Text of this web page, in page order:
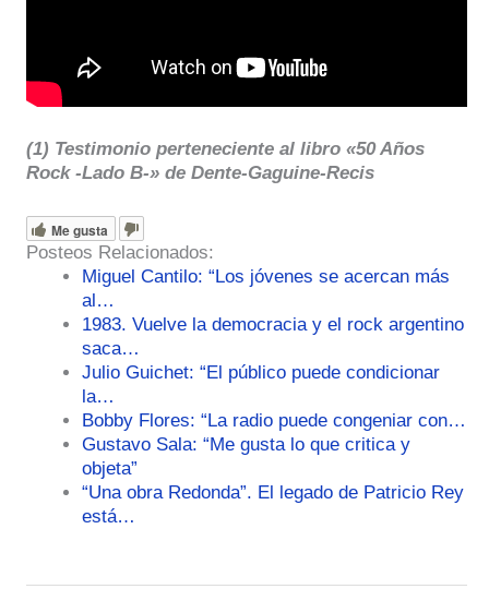
(1) Testimonio perteneciente al libro «50 Años
Rock -Lado B-» de Dente-Gaguine-Recis
Me gusta
Posteos Relacionados:
Miguel Cantilo: “Los jóvenes se acercan más
al…
1983. Vuelve la democracia y el rock argentino
saca…
Julio Guichet: “El público puede condicionar
la…
Bobby Flores: “La radio puede congeniar con…
Gustavo Sala: “Me gusta lo que critica y
objeta”
“Una obra Redonda”. El legado de Patricio Rey
está…